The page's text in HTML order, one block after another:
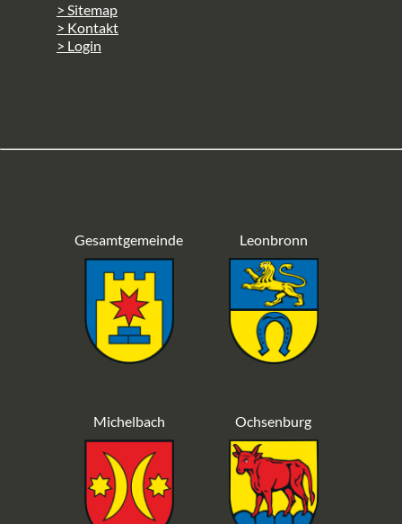
> Sitemap
> Kontakt
> Login
Gesamtgemeinde Leonbronn
Michelbach Ochsenburg